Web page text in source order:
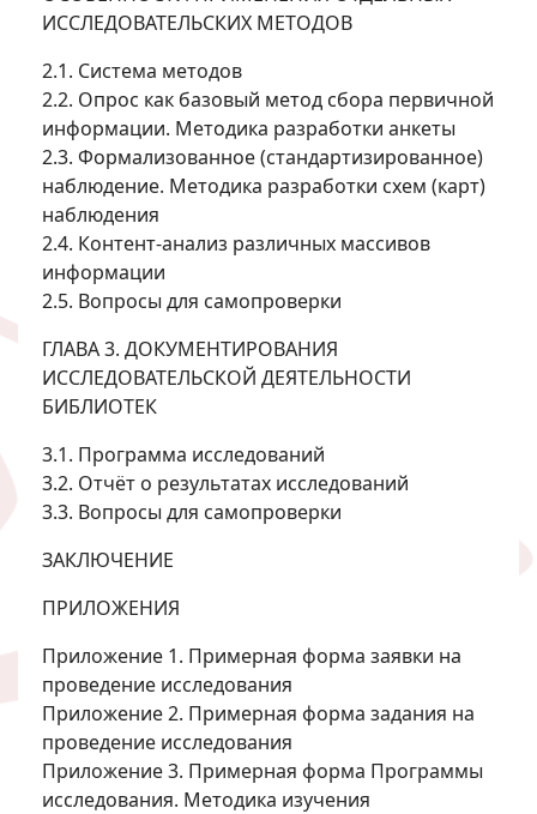
ИССЛЕДОВАТЕЛЬСКИХ МЕТОДОВ
2.1. Система методов
2.2. Опрос как базовый метод сбора первичной
информации. Методика разработки анкеты
2.3. Формализованное (стандартизированное)
наблюдение. Методика разработки схем (карт)
наблюдения
2.4. Контент-анализ различных массивов
информации
2.5. Вопросы для самопроверки
ГЛАВА 3. ДОКУМЕНТИРОВАНИЯ
ИССЛЕДОВАТЕЛЬСКОЙ ДЕЯТЕЛЬНОСТИ
БИБЛИОТЕК
3.1. Программа исследований
3.2. Отчёт о результатах исследований
3.3. Вопросы для самопроверки
ЗАКЛЮЧЕНИЕ
ПРИЛОЖЕНИЯ
Приложение 1. Примерная форма заявки на
проведение исследования
Приложение 2. Примерная форма задания на
проведение исследования
Приложение 3. Примерная форма Программы
исследования. Методика изучения